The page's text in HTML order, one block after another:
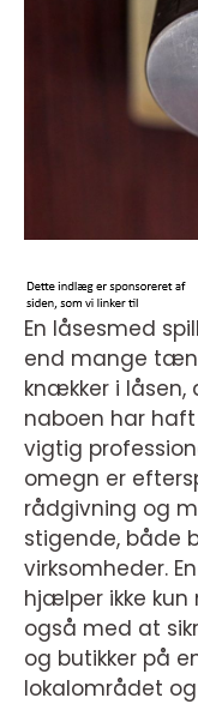
En låsesmed
end mange
knækker i låsen,
naboen har
vigtig
omegn er
rådgivning og
stigende, både
virksomheder.
hjælper ikke kun
også med at
og butikker på
lokalområdet